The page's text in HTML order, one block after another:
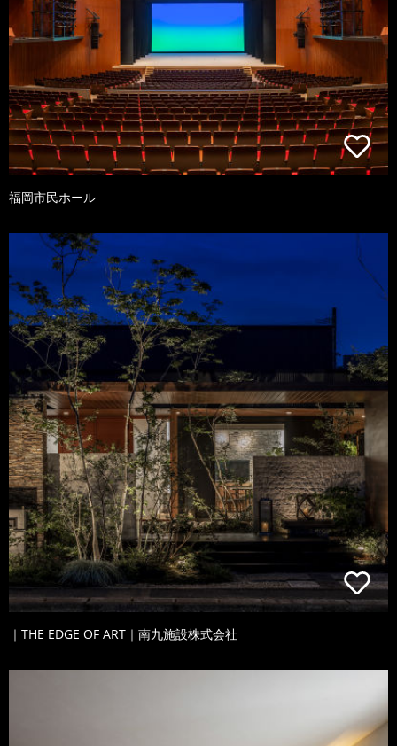
福岡市民ホール
｜THE EDGE OF ART｜南九施設株式会社